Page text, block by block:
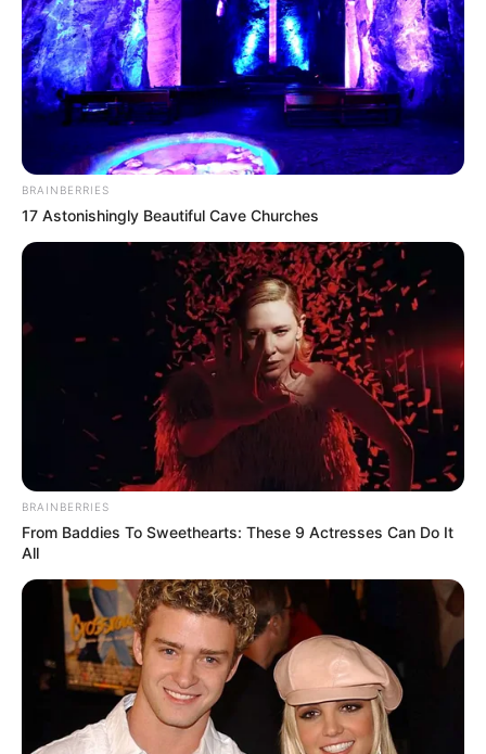
BRAINBERRIES
17 Astonishingly Beautiful Cave Churches
BRAINBERRIES
From Baddies To Sweethearts: These 9 Actresses Can Do It
All